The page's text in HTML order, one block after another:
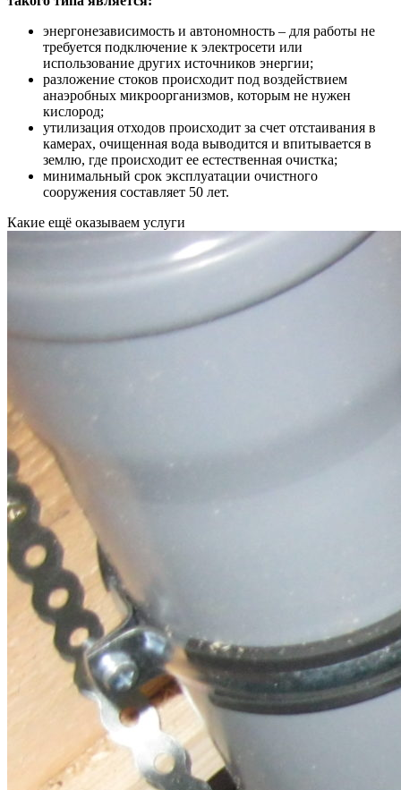
энергонезависимость и автономность – для работы не
требуется подключение к электросети или
использование других источников энергии;
разложение стоков происходит под воздействием
анаэробных микроорганизмов, которым не нужен
кислород;
утилизация отходов происходит за счет отстаивания в
камерах, очищенная вода выводится и впитывается в
землю, где происходит ее естественная очистка;
минимальный срок эксплуатации очистного
сооружения составляет 50 лет.
Какие ещё оказываем услуги